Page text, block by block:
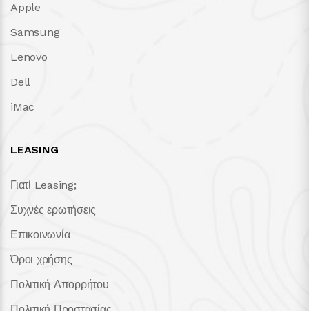
Apple
Samsung
Lenovo
Dell
iMac
LEASING
Γιατί Leasing;
Συχνές ερωτήσεις
Επικοινωνία
Όροι χρήσης
Πολιτική Απορρήτου